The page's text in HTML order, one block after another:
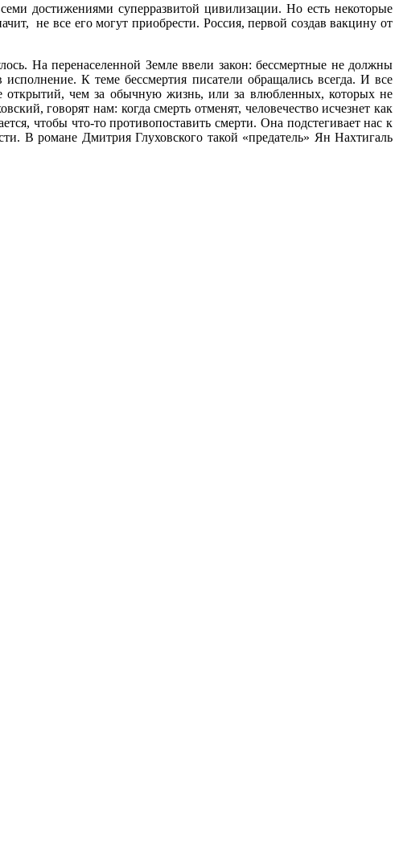
достижениями суперразвитой цивилизации. Но есть некоторые
не все его могут приобрести. Россия, первой создав вакцину от
На перенаселенной Земле ввели закон: бессмертные не должны
К теме бессмертия писатели обращались всегда. И все
открытий, чем за обычную жизнь, или за влюбленных, которых не
говорят нам: когда смерть отменят, человечество исчезнет как
чтобы что-то противопоставить смерти. Она подстегивает нас к
В романе Дмитрия Глуховского такой «предатель» Ян Нахтигаль